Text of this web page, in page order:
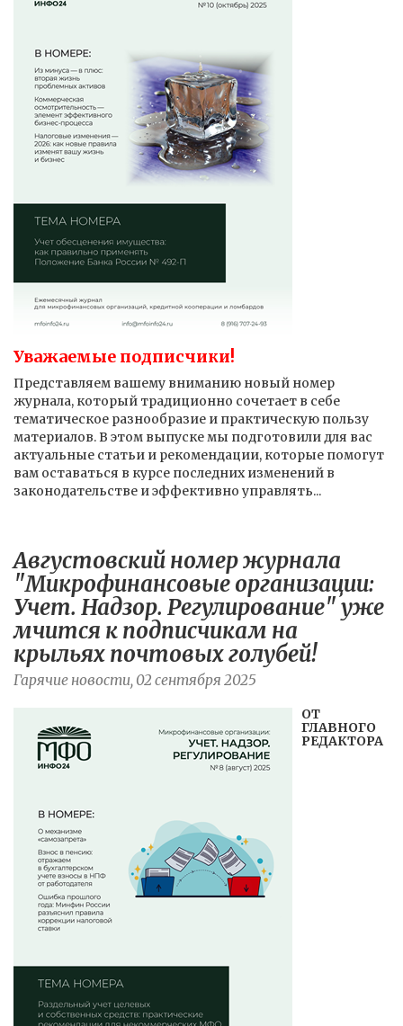
Уважаемые подписчики!
Представляем вашему вниманию новый номер
журнала, который традиционно сочетает в себе
тематическое разнообразие и практическую пользу
материалов. В этом выпуске мы подготовили для вас
актуальные статьи и рекомендации, которые помогут
вам оставаться в курсе последних изменений в
законодательстве и эффективно управлять...
Августовский номер журнала
"Микрофинансовые организации:
Учет. Надзор. Регулирование" уже
мчится к подписчикам на
крыльях почтовых голубей!
Гарячие новости, 02 сентября 2025
ОТ
ГЛАВНОГО
РЕДАКТОРА